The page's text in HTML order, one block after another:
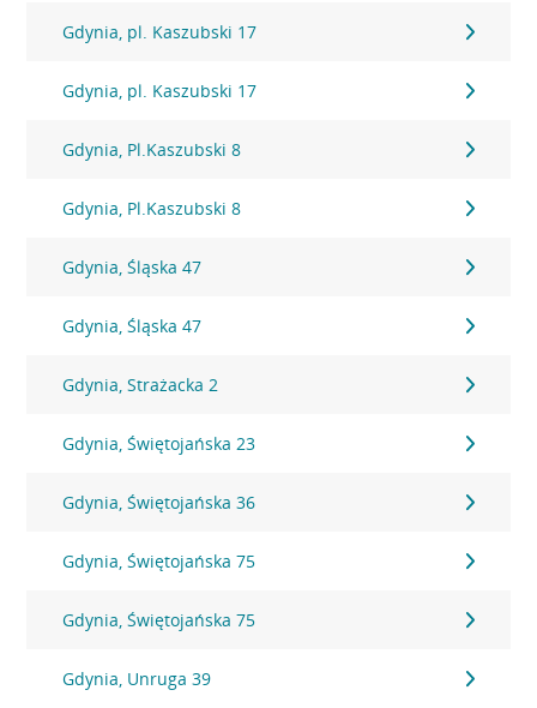
Gdynia, pl. Kaszubski 17
Gdynia, pl. Kaszubski 17
Gdynia, Pl.Kaszubski 8
Gdynia, Pl.Kaszubski 8
Gdynia, Śląska 47
Gdynia, Śląska 47
Gdynia, Strażacka 2
Gdynia, Świętojańska 23
Gdynia, Świętojańska 36
Gdynia, Świętojańska 75
Gdynia, Świętojańska 75
Gdynia, Unruga 39